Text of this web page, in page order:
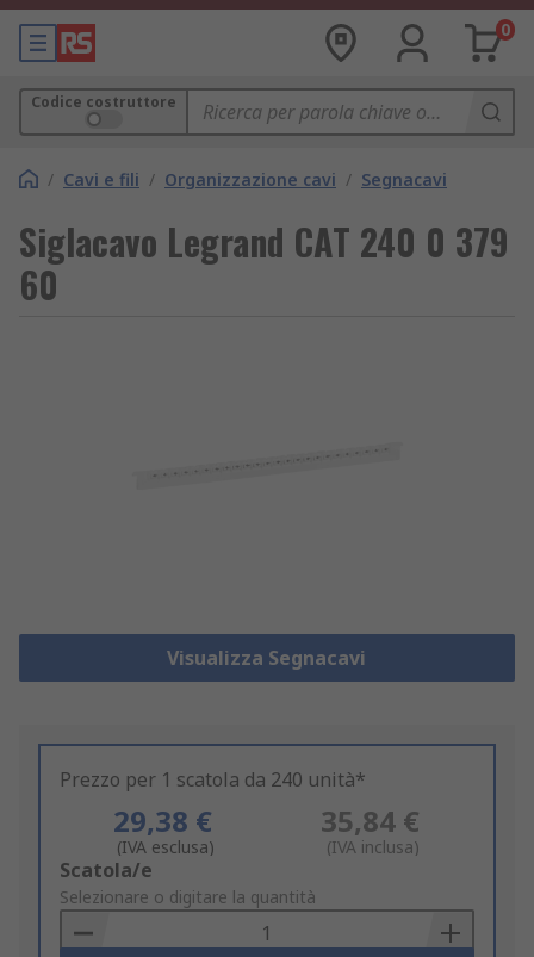
0
Codice costruttore
/ Cavi e fili / Organizzazione cavi / Segnacavi
Siglacavo Legrand CAT 240 0 379
60
Visualizza Segnacavi
Prezzo per 1 scatola da 240 unità*
29,38 €
(IVA esclusa)
35,84 €
(IVA inclusa)
Add
to
Basket
Scatola/e
Selezionare o digitare la quantità